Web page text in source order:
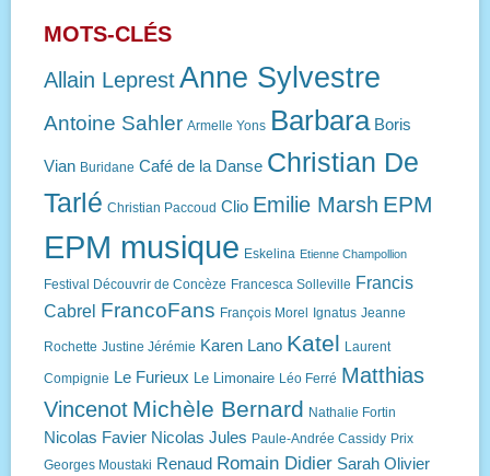
MOTS-CLÉS
Allain LeprestAnne Sylvestre
Antoine Sahler Armelle Yons Barbara Boris
Vian Buridane Café de la Danse Christian De
Tarlé Christian Paccoud Clio Emilie Marsh EPM
EPM musique Eskelina Etienne Champollion
Festival Découvrir de Concèze Francesca Solleville Francis
Cabrel FrancoFans François Morel Ignatus Jeanne
Rochette Justine Jérémie Karen Lano Katel Laurent
Compignie Le Furieux Le Limonaire Léo Ferré Matthias
Vincenot Michèle Bernard Nathalie Fortin
Nicolas Favier Nicolas Jules Paule-Andrée Cassidy Prix
Georges Moustaki Renaud Romain Didier Sarah Olivier